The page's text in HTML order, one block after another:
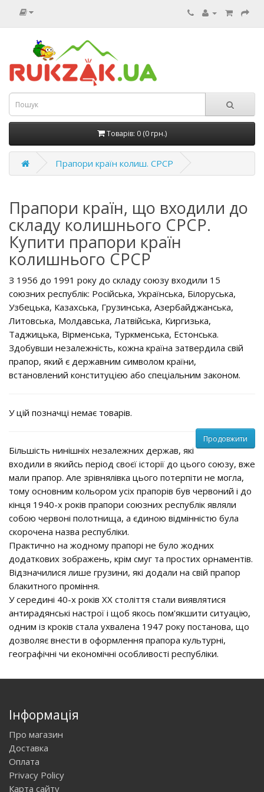
Товарів: 0 (0 грн.)
Прапори країн колиш. СРСР
Прапори країн, що входили до
складу колишнього СРСР.
Купити прапори країн
колишнього СРСР
З 1956 до 1991 року до складу союзу входили 15
союзних республік: Російська, Українська, Білоруська,
Узбецька, Казахська, Грузинська, Азербайджанська,
Литовська, Молдавська, Латвійська, Киргизька,
Таджицька, Вірменська, Туркменська, Естонська.
Здобувши незалежність, кожна країна затвердила свій
прапор, який є державним символом країни,
встановлений конституцією або спеціальним законом.
У цій позначці немає товарів.
Продовжити
Більшість нинішніх незалежних держав, які
входили в якийсь період своєї історії до цього союзу, вже
мали прапор. Але зрівнялівка цього потерпіти не могла,
тому основним кольором усіх прапорів був червоний і до
кінця 1940-х років прапори союзних республік являли
собою червоні полотнища, а єдиною відмінністю була
скорочена назва республіки.
Практично на жодному прапорі не було жодних
додаткових зображень, крім смуг та простих орнаментів.
Відзначилися лише грузини, які додали на свій прапор
блакитного проміння.
У середині 40-х років ХХ століття стали виявлятися
антирадянські настрої і щоб якось пом'якшити ситуацію,
одним із кроків стала ухвалена 1947 року постанова, що
дозволяє внести в оформлення прапора культурні,
географічні чи економічні особливості республіки.
Інформація
Про магазин
Доставка
Оплата
Privacy Policy
Карта сайту